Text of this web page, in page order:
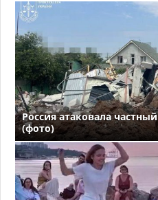
Россия атаковала
(фото)